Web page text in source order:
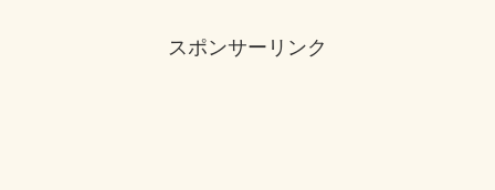
スポンサーリンク